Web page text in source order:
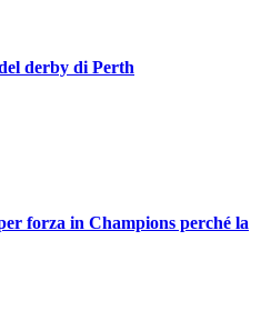
derby di Perth
forza in Champions perché la